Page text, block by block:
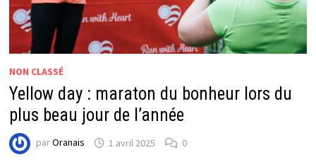
NON CLASSÉ
Yellow day : maraton du bonheur lors du
plus beau jour de l’année
parOranais 1 avril 2025 0